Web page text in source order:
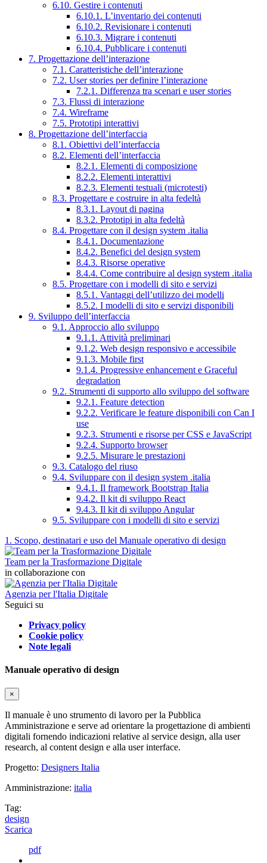
6.10. Gestire i contenuti
6.10.1. L’inventario dei contenuti
6.10.2. Revisionare i contenuti
6.10.3. Migrare i contenuti
6.10.4. Pubblicare i contenuti
7. Progettazione dell’interazione
7.1. Caratteristiche dell’interazione
7.2. User stories per definire l’interazione
7.2.1. Differenza tra scenari e user stories
7.3. Flussi di interazione
7.4. Wireframe
7.5. Prototipi interattivi
8. Progettazione dell’interfaccia
8.1. Obiettivi dell’interfaccia
8.2. Elementi dell’interfaccia
8.2.1. Elementi di composizione
8.2.2. Elementi interattivi
8.2.3. Elementi testuali (microtesti)
8.3. Progettare e costruire in alta fedeltà
8.3.1. Layout di pagina
8.3.2. Prototipi in alta fedeltà
8.4. Progettare con il design system .italia
8.4.1. Documentazione
8.4.2. Benefici del design system
8.4.3. Risorse operative
8.4.4. Come contribuire al design system .italia
8.5. Progettare con i modelli di sito e servizi
8.5.1. Vantaggi dell’utilizzo dei modelli
8.5.2. I modelli di sito e servizi disponibili
9. Sviluppo dell’interfaccia
9.1. Approccio allo sviluppo
9.1.1. Attività preliminari
9.1.2. Web design responsivo e accessibile
9.1.3. Mobile first
9.1.4. Progressive enhancement e Graceful
degradation
9.2. Strumenti di supporto allo sviluppo del software
9.2.1. Feature detection
9.2.2. Verificare le feature disponibili con Can I
use
9.2.3. Strumenti e risorse per CSS e JavaScript
9.2.4. Supporto browser
9.2.5. Misurare le prestazioni
9.3. Catalogo del riuso
9.4. Sviluppare con il design system .italia
9.4.1. Il framework Bootstrap Italia
9.4.2. Il kit di sviluppo React
9.4.3. Il kit di sviluppo Angular
9.5. Sviluppare con i modelli di sito e servizi
1. Scopo, destinatari e uso del Manuale operativo di design
Team per la Trasformazione Digitale
in collaborazione con
Agenzia per l'Italia Digitale
Seguici su
Privacy policy
Cookie policy
Note legali
Manuale operativo di design
×
Il manuale è uno strumento di lavoro per la Pubblica
Amministrazione e serve ad orientare la progettazione di ambienti
digitali fornendo indicazioni relative al service design, alla user
research, al content design e alla user interface.
Progetto: Designers Italia
Amministrazione: italia
Tag:
design
Scarica
pdf